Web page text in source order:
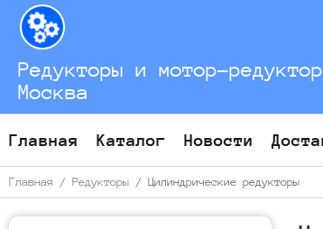
Перейти
содержимому
Редукторы и мотор-
Москва
Главная Каталог Новости
Главная / Редукторы / Цилиндрические редукторы